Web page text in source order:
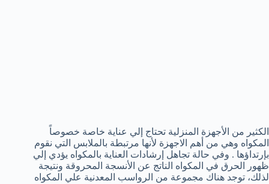
الكثير من الأجهزة المنزلية تحتاج إلي عناية خاصة خصوصاً
المكواه وهي من أهم الاجهزة لأنها مرتبطة بالملابس التي نقوم
بإرتداؤها . وفي حالة تجاهل إرشادات العناية بالمكواه يؤدي إلي
ظهور الحرق في المكواه الناتج عن الأنسجة المحروقة ونتيجة
لذلك، توجد هناك مجموعة من الرواسب المعدنية علي المكواه